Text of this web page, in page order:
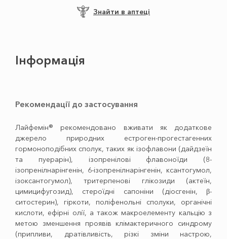
Знайти в аптеці
Інформація
Рекомендації до застосування
Лайфемін® рекомендовано вживати як додаткове
джерело природних естроген-прогестагенних
гормоноподібних сполук, таких як ізофлавони (дайдзеїн
та пуерарін), ізопренілові флавоноїди (8-
ізопренілнарінгенін, 6-ізопренілнарінгенін, ксантогумол,
ізоксантогумол), тритерпенові глікозиди (актеїн,
цимицифугозид), стероїдні сапоніни (діосгенін, β-
ситостерин), гіркоти, поліфенольні сполуки, органічні
кислоти, ефірні олії, а також макроелементу кальцію з
метою зменшення проявів клімактеричного синдрому
(припливи, дратівливість, різкі зміни настрою,